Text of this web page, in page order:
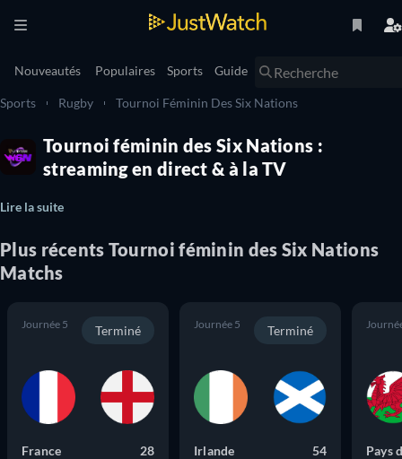
Nouveautés Populaires Sports Guide
Sports Rugby Tournoi Féminin Des Six Nations
Tournoi féminin des Six Nations :
streaming en direct & à la TV
Lire la suite
Plus récents Tournoi féminin des Six Nations
Matchs
Journée 5 Terminé
France
28
Journée 5 Terminé
Irlande
54
Pays